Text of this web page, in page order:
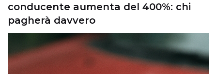
conducente aumenta del 400%: chi
pagherà davvero